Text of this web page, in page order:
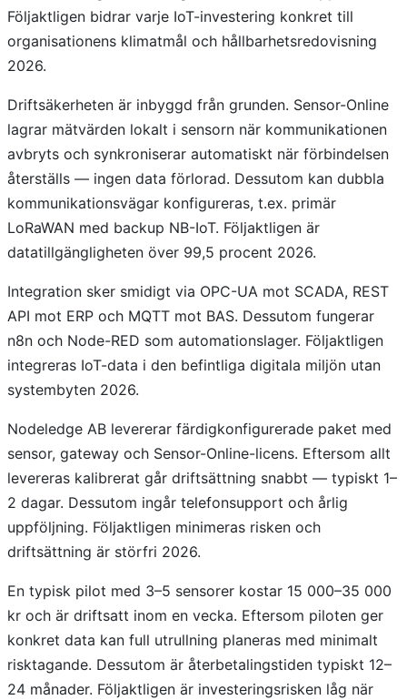
Följaktligen bidrar varje IoT-investering konkret till
organisationens klimatmål och hållbarhetsredovisning
2026.
Driftsäkerheten är inbyggd från grunden. Sensor-Online
lagrar mätvärden lokalt i sensorn när kommunikationen
avbryts och synkroniserar automatiskt när förbindelsen
återställs — ingen data förlorad. Dessutom kan dubbla
kommunikationsvägar konfigureras, t.ex. primär
LoRaWAN med backup NB-IoT. Följaktligen är
datatillgängligheten över 99,5 procent 2026.
Integration sker smidigt via OPC-UA mot SCADA, REST
API mot ERP och MQTT mot BAS. Dessutom fungerar
n8n och Node-RED som automationslager. Följaktligen
integreras IoT-data i den befintliga digitala miljön utan
systembyten 2026.
Nodeledge AB levererar färdigkonfigurerade paket med
sensor, gateway och Sensor-Online-licens. Eftersom allt
levereras kalibrerat går driftsättning snabbt — typiskt 1–
2 dagar. Dessutom ingår telefonsupport och årlig
uppföljning. Följaktligen minimeras risken och
driftsättning är störfri 2026.
En typisk pilot med 3–5 sensorer kostar 15 000–35 000
kr och är driftsatt inom en vecka. Eftersom piloten ger
konkret data kan full utrullning planeras med minimalt
risktagande. Dessutom är återbetalingstiden typiskt 12–
24 månader. Följaktligen är investeringsrisken låg när